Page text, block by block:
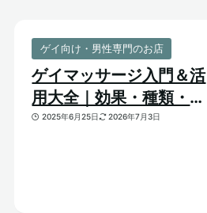
ゲイ向け・男性専門のお店
ゲイマッサージ入門＆活
用大全｜効果・種類・選
び方がわかる体験ガイド
2025年6月25日 2026年7月3日